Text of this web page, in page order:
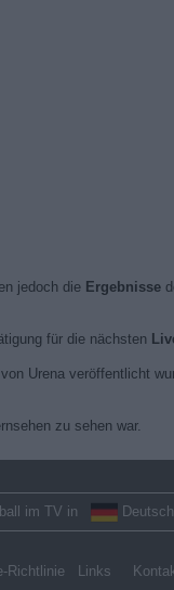
jedoch die Ergebnisse
für die nächsten
Urena veröffentlicht
zu sehen war.
im TV in
Richtlinie Links